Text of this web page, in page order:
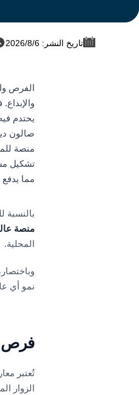
تاريخ النشر: 6‏/8‏/2026
الفرص
يحتدم
منصة
تشكيل
مما
بالنسبة
منصة
المحلية.
نمو أي
فرص
تُعتبر
الزوار